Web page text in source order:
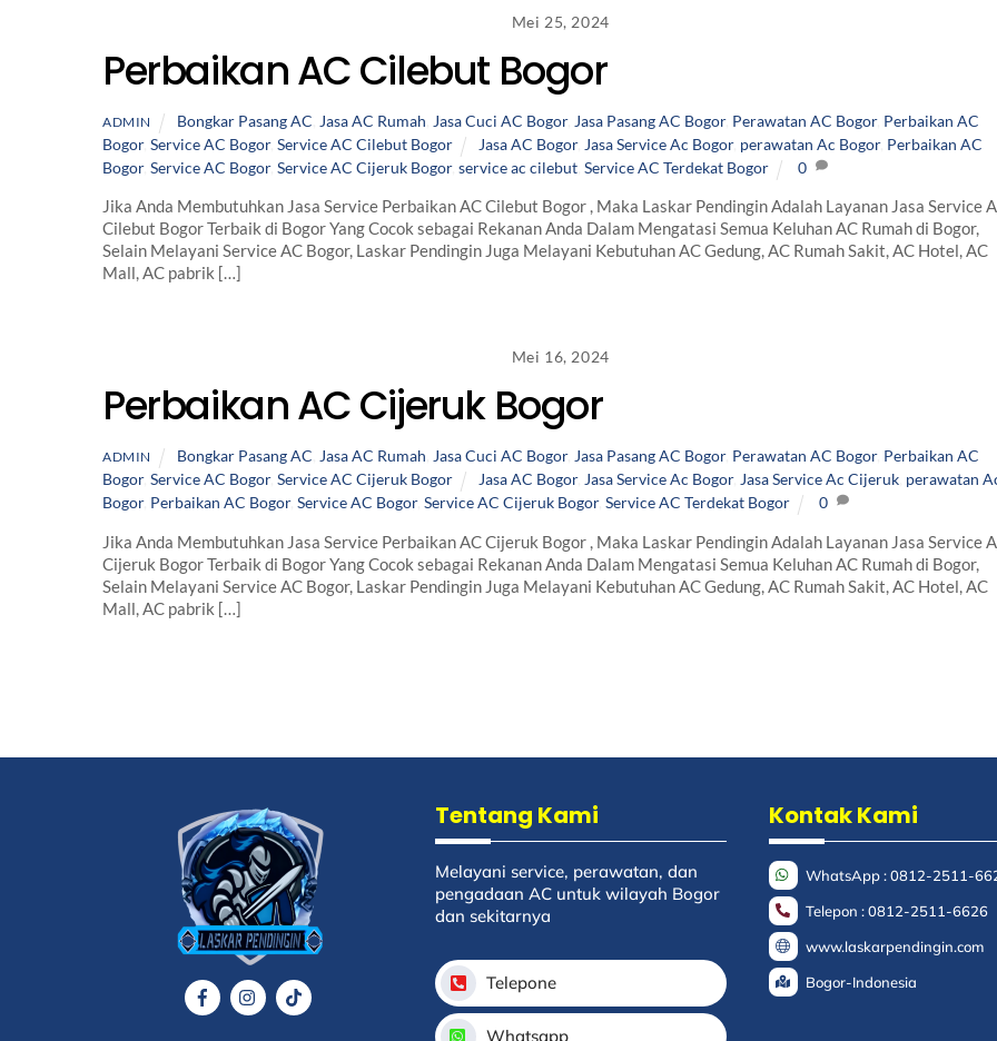
Mei 25, 2024
Perbaikan AC Cilebut Bogor
ADMIN Bongkar Pasang AC Jasa AC Rumah Jasa Cuci AC Bogor, Jasa Pasang AC Bogor, Perawatan AC Bogor, Perbaikan AC
Bogor, Service AC Bogor, Service AC Cilebut Bogor Jasa AC Bogor, Jasa Service Ac Bogor, perawatan Ac Bogor, Perbaikan AC
Bogor, Service AC Bogor, Service AC Cijeruk Bogor, service ac cilebut Service AC Terdekat Bogor 0
Jika Anda Membutuhkan Jasa Service Perbaikan AC Cilebut Bogor , Maka Laskar Pendingin Adalah Layanan Jasa Service
Cilebut Bogor Terbaik di Bogor Yang Cocok sebagai Rekanan Anda Dalam Mengatasi Semua Keluhan AC Rumah di Bogor,
Selain Melayani Service AC Bogor, Laskar Pendingin Juga Melayani Kebutuhan AC Gedung, AC Rumah Sakit, AC Hotel, AC
Mall, AC pabrik […]
Mei 16, 2024
Perbaikan AC Cijeruk Bogor
ADMIN Bongkar Pasang AC ,Jasa AC Rumah ,Jasa Cuci AC Bogor,Jasa Pasang AC Bogor, Perawatan AC Bogor, Perbaikan AC
Bogor, Service AC Bogor, Service AC Cijeruk Bogor Jasa AC Bogor,Jasa Service Ac Bogor,Jasa Service Ac Cijeruk perawatan
Bogor, Perbaikan AC Bogor, Service AC Bogor, Service AC Cijeruk Bogor, Service AC Terdekat Bogor 0
Jika Anda Membutuhkan Jasa Service Perbaikan AC Cijeruk Bogor , Maka Laskar Pendingin Adalah Layanan Jasa Service
Cijeruk Bogor Terbaik di Bogor Yang Cocok sebagai Rekanan Anda Dalam Mengatasi Semua Keluhan AC Rumah di Bogor,
Selain Melayani Service AC Bogor, Laskar Pendingin Juga Melayani Kebutuhan AC Gedung, AC Rumah Sakit, AC Hotel, AC
Mall, AC pabrik […]
Icon
Icon
Icon
Tentang Kami
Melayani service, perawatan, dan
pengadaan AC untuk wilayah Bogor
dan sekitarnya
Telepone
Whatsapp
Kontak Kami
WhatsApp : 0812-2511-
Telepon : 0812-2511-6626
www.laskarpendingin.com
Bogor-Indonesia